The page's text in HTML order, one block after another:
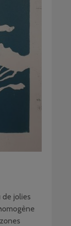
de jolies